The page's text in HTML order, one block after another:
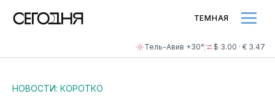
Тель-Авив +30° $ 3.00 · € 3.47
ТЕМНАЯ
НОВОСТИ: КОРОТКО